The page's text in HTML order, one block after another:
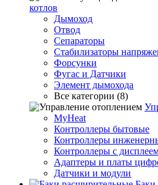
котлов
Дымоход
Отвод
Сепараторы
Стабилизаторы
Форсунки
Фугас и Датчики
Элемент дымохода
Все категории (8)
MyHeat
Контроллеры бытовые
Контроллеры
Контроллеры с
Адаптеры и платы
Датчики и модули